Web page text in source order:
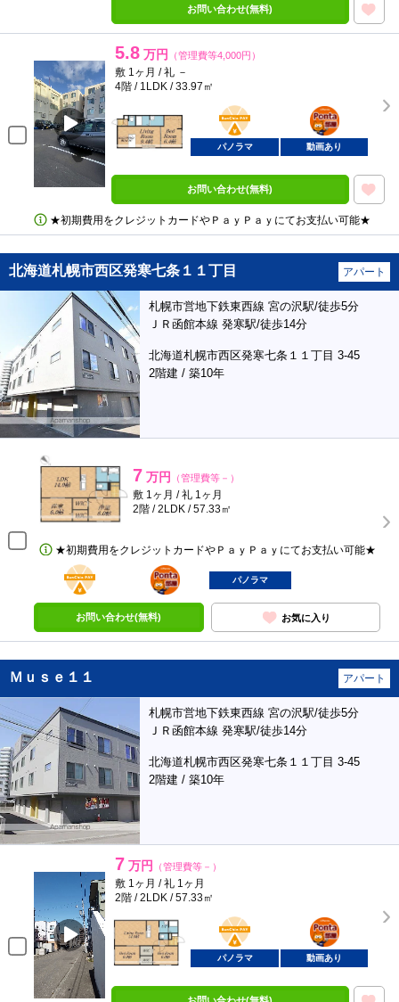
お問い合わせ(無料)
5.8 万円 （管理費等4,000円）
敷 1ヶ月 / 礼 －
4階 / 1LDK / 33.97㎡
BunChinPAY
ポンタ
部屋
パノラマ 動画あり
お問い合わせ(無料)
★初期費用をクレジットカードやＰａｙＰａｙにてお支払い可能★
北海道札幌市西区発寒七条１１丁目 アパート
札幌市営地下鉄東西線 宮の沢駅/徒歩5分
ＪＲ函館本線 発寒駅/徒歩14分
北海道札幌市西区発寒七条１１丁目 3-45
2階建 / 築10年
7 万円 （管理費等－）
敷 1ヶ月 / 礼 1ヶ月
2階 / 2LDK / 57.33㎡
★初期費用をクレジットカードやＰａｙＰａｙにてお支払い可能★
BunChinPAY
ポンタ
部屋
パノラマ
お問い合わせ(無料) お気に入り
Ｍｕｓｅ１１ アパート
札幌市営地下鉄東西線 宮の沢駅/徒歩5分
ＪＲ函館本線 発寒駅/徒歩14分
北海道札幌市西区発寒七条１１丁目 3-45
2階建 / 築10年
7 万円 （管理費等－）
敷 1ヶ月 / 礼 1ヶ月
2階 / 2LDK / 57.33㎡
BunChinPAY
ポンタ
部屋
パノラマ 動画あり